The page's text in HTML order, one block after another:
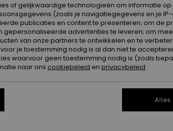
XXS
of gelijkwaardige technologieën om informatie
(zoals je navigatiegegevens en je
publicaties en content te presenteren; om de
gepersonaliseerde advertenties te leveren; om
van onze partners te ontwikkelen en te
je toestemming nodig is al dan niet te
waarvoor geen toestemming nodig is (zoals
naar ons cookiebeleid en privacybeleid
Alles